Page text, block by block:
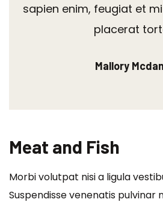
sapien enim, feugiat et
placerat
Mallory
Meat and Fish
Morbi volutpat nisi a ligula
Suspendisse venenatis pulvinar